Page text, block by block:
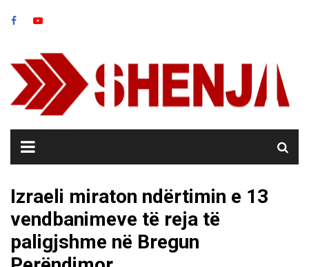
Izraeli miraton ndërtimin e 13
vendbanimeve të reja të
paligjshme në Bregun